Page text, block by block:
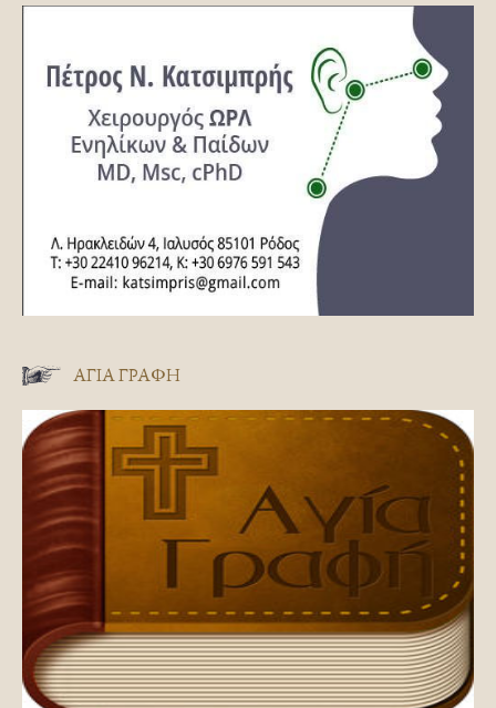
ΑΓΊΑ ΓΡΑΦΉ